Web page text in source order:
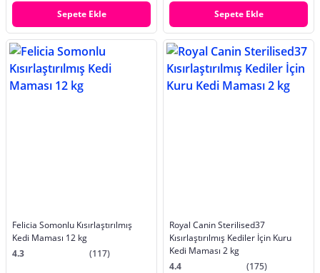
Sepete Ekle
Sepete Ekle
Felicia Somonlu Kısırlaştırılmış
Kedi Maması 12 kg
4.3
(117)
Royal Canin Sterilised37
Kısırlaştırılmış Kediler İçin Kuru
Kedi Maması 2 kg
4.4
(175)